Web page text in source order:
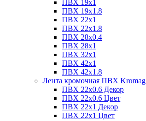
ПВХ 19х1
ПВХ 19х1.8
ПВХ 22х1
ПВХ 22х1.8
ПВХ 28х0.4
ПВХ 28х1
ПВХ 32x1
ПВХ 42х1
ПВХ 42х1.8
Лента кромочная ПВХ Kromag
ПВХ 22x0.6 Декор
ПВХ 22x0.6 Цвет
ПВХ 22x1 Декор
ПВХ 22x1 Цвет